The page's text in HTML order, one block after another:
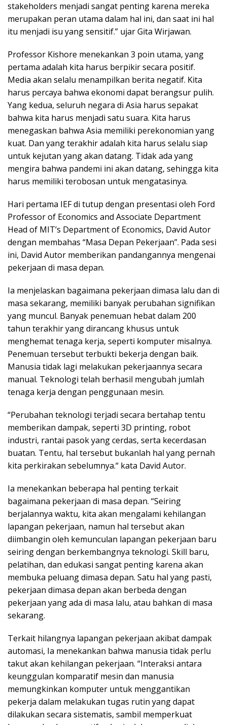
stakeholders menjadi sangat penting karena mereka
merupakan peran utama dalam hal ini, dan saat ini hal
itu menjadi isu yang sensitif.” ujar Gita Wirjawan.
Professor Kishore menekankan 3 poin utama, yang
pertama adalah kita harus berpikir secara positif.
Media akan selalu menampilkan berita negatif. Kita
harus percaya bahwa ekonomi dapat berangsur pulih.
Yang kedua, seluruh negara di Asia harus sepakat
bahwa kita harus menjadi satu suara. Kita harus
menegaskan bahwa Asia memiliki perekonomian yang
kuat. Dan yang terakhir adalah kita harus selalu siap
untuk kejutan yang akan datang. Tidak ada yang
mengira bahwa pandemi ini akan datang, sehingga kita
harus memiliki terobosan untuk mengatasinya.
Hari pertama IEF di tutup dengan presentasi oleh Ford
Professor of Economics and Associate Department
Head of MIT’s Department of Economics, David Autor
dengan membahas “Masa Depan Pekerjaan”. Pada sesi
ini, David Autor memberikan pandangannya mengenai
pekerjaan di masa depan.
Ia menjelaskan bagaimana pekerjaan dimasa lalu dan di
masa sekarang, memiliki banyak perubahan signifikan
yang muncul. Banyak penemuan hebat dalam 200
tahun terakhir yang dirancang khusus untuk
menghemat tenaga kerja, seperti komputer misalnya.
Penemuan tersebut terbukti bekerja dengan baik.
Manusia tidak lagi melakukan pekerjaannya secara
manual. Teknologi telah berhasil mengubah jumlah
tenaga kerja dengan penggunaan mesin.
“Perubahan teknologi terjadi secara bertahap tentu
memberikan dampak, seperti 3D printing, robot
industri, rantai pasok yang cerdas, serta kecerdasan
buatan. Tentu, hal tersebut bukanlah hal yang pernah
kita perkirakan sebelumnya.“ kata David Autor.
Ia menekankan beberapa hal penting terkait
bagaimana pekerjaan di masa depan. “Seiring
berjalannya waktu, kita akan mengalami kehilangan
lapangan pekerjaan, namun hal tersebut akan
diimbangin oleh kemunculan lapangan pekerjaan baru
seiring dengan berkembangnya teknologi. Skill baru,
pelatihan, dan edukasi sangat penting karena akan
membuka peluang dimasa depan. Satu hal yang pasti,
pekerjaan dimasa depan akan berbeda dengan
pekerjaan yang ada di masa lalu, atau bahkan di masa
sekarang.
Terkait hilangnya lapangan pekerjaan akibat dampak
automasi, Ia menekankan bahwa manusia tidak perlu
takut akan kehilangan pekerjaan. “Interaksi antara
keunggulan komparatif mesin dan manusia
memungkinkan komputer untuk menggantikan
pekerja dalam melakukan tugas rutin yang dapat
dilakukan secara sistematis, sambil memperkuat